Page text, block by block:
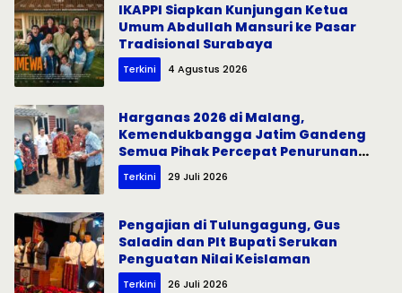
IKAPPI Siapkan Kunjungan Ketua
Umum Abdullah Mansuri ke Pasar
Tradisional Surabaya
Terkini 4 Agustus 2026
Harganas 2026 di Malang,
Kemendukbangga Jatim Gandeng
Semua Pihak Percepat Penurunan
Stunting
Terkini 29 Juli 2026
Pengajian di Tulungagung, Gus
Saladin dan Plt Bupati Serukan
Penguatan Nilai Keislaman
Terkini 26 Juli 2026